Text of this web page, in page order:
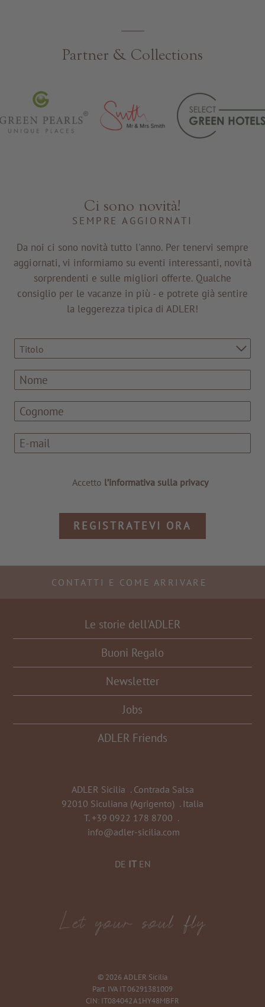
Partner & Collections
Ci sono novità!
SEMPRE AGGIORNATI
Da noi ci sono novità tutto l'anno. Per tenervi sempre
aggiornati, vi informiamo su eventi interessanti, novità
sorprendenti e sulle migliori offerte. Qualche
consiglio per le vacanze in più - e potrete già sentire
la leggerezza tipica di ADLER!
Titolo
Accetto l’informativa sulla privacy
REGISTRATEVI ORA
CONTATTI E COME ARRIVARE
Le storie dell'ADLER
Buoni Regalo
Newsletter
Jobs
ADLER Friends
ADLER Sicilia . Contrada Salsa
92010 Siculiana (Agrigento) . Italia
T. +39 0922 178 8700 .
info@adler-sicilia.com
DE IT EN
© 2026 ADLER Sicilia
Part. IVA IT 06291381009
CIN: IT084042A1HY48MBFR